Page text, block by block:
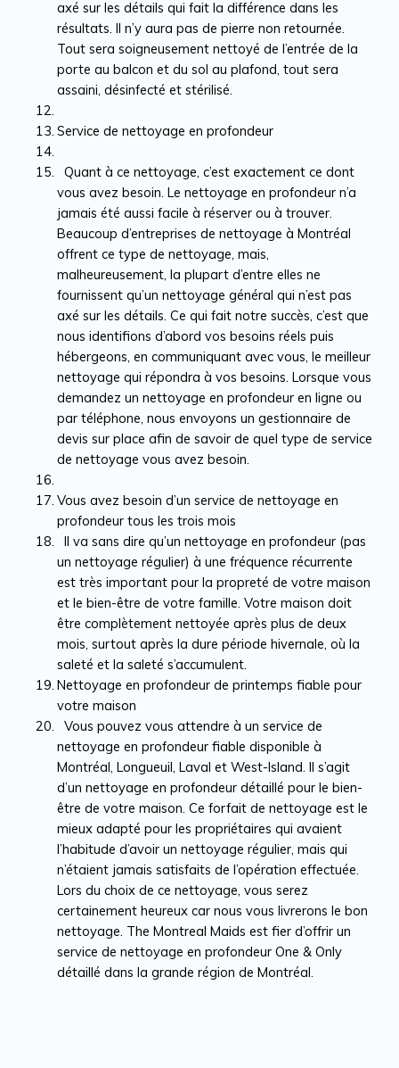
axé sur les détails qui fait la différence dans les
résultats. Il n’y aura pas de pierre non retournée.
Tout sera soigneusement nettoyé de l’entrée de la
porte au balcon et du sol au plafond, tout sera
assaini, désinfecté et stérilisé.
Service de nettoyage en profondeur
Quant à ce nettoyage, c’est exactement ce dont
vous avez besoin. Le nettoyage en profondeur n’a
jamais été aussi facile à réserver ou à trouver.
Beaucoup d’entreprises de nettoyage à Montréal
offrent ce type de nettoyage, mais,
malheureusement, la plupart d’entre elles ne
fournissent qu’un nettoyage général qui n’est pas
axé sur les détails. Ce qui fait notre succès, c’est que
nous identifions d’abord vos besoins réels puis
hébergeons, en communiquant avec vous, le meilleur
nettoyage qui répondra à vos besoins. Lorsque vous
demandez un nettoyage en profondeur en ligne ou
par téléphone, nous envoyons un gestionnaire de
devis sur place afin de savoir de quel type de service
de nettoyage vous avez besoin.
Vous avez besoin d’un service de nettoyage en
profondeur tous les trois mois
Il va sans dire qu’un nettoyage en profondeur (pas
un nettoyage régulier) à une fréquence récurrente
est très important pour la propreté de votre maison
et le bien-être de votre famille. Votre maison doit
être complètement nettoyée après plus de deux
mois, surtout après la dure période hivernale, où la
saleté et la saleté s’accumulent.
Nettoyage en profondeur de printemps fiable pour
votre maison
Vous pouvez vous attendre à un service de
nettoyage en profondeur fiable disponible à
Montréal, Longueuil, Laval et West-Island. Il s’agit
d’un nettoyage en profondeur détaillé pour le bien-
être de votre maison. Ce forfait de nettoyage est le
mieux adapté pour les propriétaires qui avaient
l’habitude d’avoir un nettoyage régulier, mais qui
n’étaient jamais satisfaits de l’opération effectuée.
Lors du choix de ce nettoyage, vous serez
certainement heureux car nous vous livrerons le bon
nettoyage. The Montreal Maids est fier d’offrir un
service de nettoyage en profondeur One & Only
détaillé dans la grande région de Montréal.